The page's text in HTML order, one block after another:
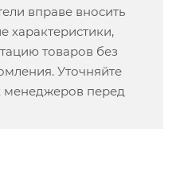
вправе вносить
характеристики,
товаров без
Уточняйте
менеджеров перед